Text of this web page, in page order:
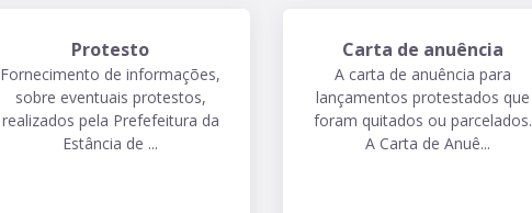
Protesto
Fornecimento de informações,
sobre eventuais protestos,
realizados pela Prefefeitura da
Estância de ...
Carta de anuência
A carta de anuência para
lançamentos protestados que
foram quitados ou parcelados.
A Carta de Anuê...